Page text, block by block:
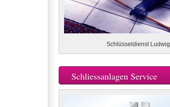
Schlüsseldienst Ludwig
Schliessanlagen Service